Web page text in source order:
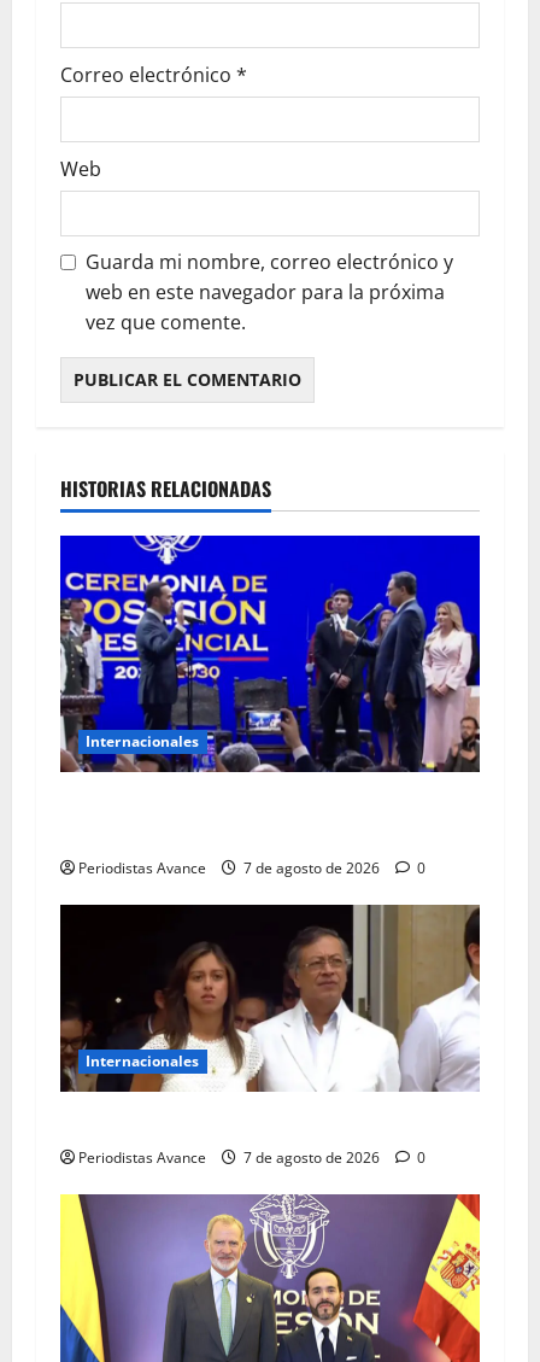
Correo electrónico *
Web
Guarda mi nombre, correo electrónico y
web en este navegador para la próxima
vez que comente.
HISTORIAS RELACIONADAS
Internacionales
Periodistas Avance 7 de agosto de 2026 0
Internacionales
Periodistas Avance 7 de agosto de 2026 0